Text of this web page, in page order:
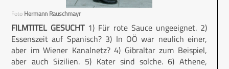
Foto Hermann Rauschmayr
FILMTITEL GESUCHT1) Für rote Sauce ungeeignet. 2)
Essenszeit auf Spanisch? 3) In OÖ war neulich einer,
aber im Wiener Kanalnetz? 4) Gibraltar zum Beispiel,
aber auch Sizilien. 5) Kater sind solche. 6) Athene,